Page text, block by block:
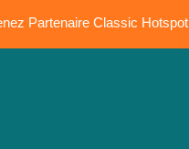
Partenaire Classic Hotspot